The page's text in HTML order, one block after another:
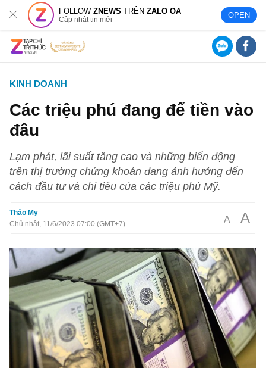
FOLLOWZNEWS TRÊNZALO OA
Cập nhật tin mới OPEN
KINH DOANH
Các triệu phú đang để tiền vào
đâu
Lạm phát, lãi suất tăng cao và những biến động
trên thị trường chứng khoán đang ảnh hưởng đến
cách đầu tư và chi tiêu của các triệu phú Mỹ.
Thảo My
Chủ nhật, 11/6/2023 07:00 (GMT+7)
A A